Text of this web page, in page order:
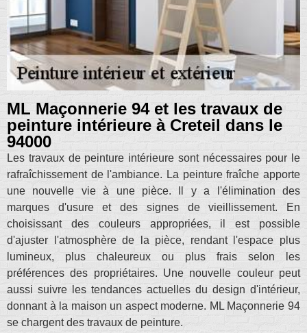
ML Maçonnerie 94 et les travaux de
peinture intérieure à Creteil dans le
94000
Les travaux de peinture intérieure sont nécessaires pour le
rafraîchissement de l'ambiance. La peinture fraîche apporte
une nouvelle vie à une pièce. Il y a l'élimination des
marques d'usure et des signes de vieillissement. En
choisissant des couleurs appropriées, il est possible
d'ajuster l'atmosphère de la pièce, rendant l'espace plus
lumineux, plus chaleureux ou plus frais selon les
préférences des propriétaires. Une nouvelle couleur peut
aussi suivre les tendances actuelles du design d'intérieur,
donnant à la maison un aspect moderne. ML Maçonnerie 94
se chargent des travaux de peinture.